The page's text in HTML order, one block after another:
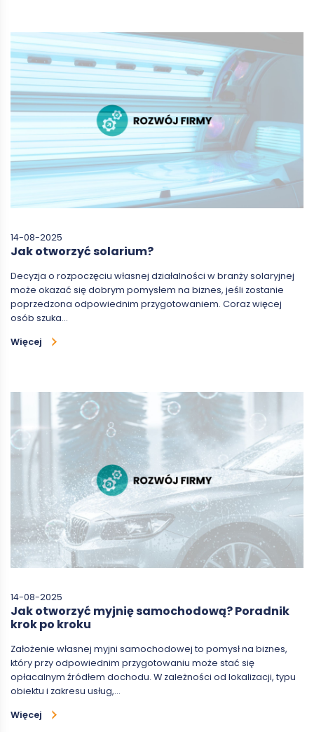
14-08-2025
Jak otworzyć solarium?
Decyzja o rozpoczęciu własnej działalności w branży solaryjnej
może okazać się dobrym pomysłem na biznes, jeśli zostanie
poprzedzona odpowiednim przygotowaniem. Coraz więcej
osób szuka…
Więcej
14-08-2025
Jak otworzyć myjnię samochodową? Poradnik
krok po kroku
Założenie własnej myjni samochodowej to pomysł na biznes,
który przy odpowiednim przygotowaniu może stać się
opłacalnym źródłem dochodu. W zależności od lokalizacji, typu
obiektu i zakresu usług,…
Więcej